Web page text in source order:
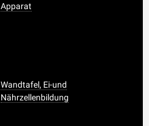
Apparat
Wandtafel, Ei-und
Nährzellenbildung